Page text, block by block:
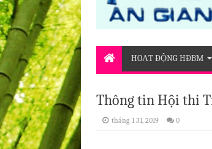
HOẠT ĐỘNG HĐBM
Thông tin Hội thi
tháng 1 31, 2019 0